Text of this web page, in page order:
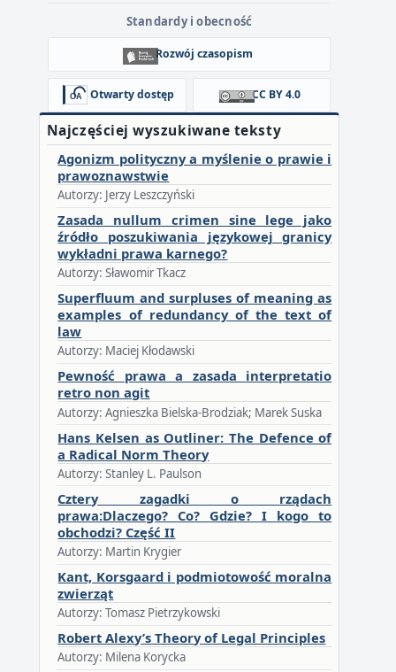
Standardy i obecność
Rozwój czasopism
Otwarty dostęp CC BY 4.0
Najczęściej wyszukiwane teksty
Agonizm polityczny a myślenie o prawie i
prawoznawstwie
Autorzy: Jerzy Leszczyński
Zasada nullum crimen sine lege jako
źródło poszukiwania językowej granicy
wykładni prawa karnego?
Autorzy: Sławomir Tkacz
Superfluum and surpluses of meaning as
examples of redundancy of the text of
law
Autorzy: Maciej Kłodawski
Pewność prawa a zasada interpretatio
retro non agit
Autorzy: Agnieszka Bielska-Brodziak; Marek Suska
Hans Kelsen as Outliner: The Defence of
a Radical Norm Theory
Autorzy: Stanley L. Paulson
Cztery zagadki o rządach
prawa:Dlaczego? Co? Gdzie? I kogo to
obchodzi? Część II
Autorzy: Martin Krygier
Kant, Korsgaard i podmiotowość moralna
zwierząt
Autorzy: Tomasz Pietrzykowski
Robert Alexy’s Theory of Legal Principles
Autorzy: Milena Korycka